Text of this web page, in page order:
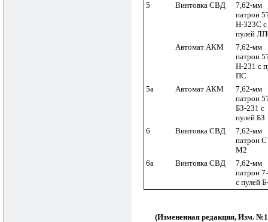
5
Винтовка СВД
7,62-мм
патрон
Н-323С с
пулей
Автомат АКМ
7,62-мм
патрон
Н-231 с
ПС
5а
Автомат АКМ
7,62-мм
патрон
БЗ-231 с
пулей БЗ
6
Винтовка СВД
7,62-мм
патрон
М2
6а
Винтовка СВД
7,62-мм
патрон
с пулей
(Измененная редакция, Изм.